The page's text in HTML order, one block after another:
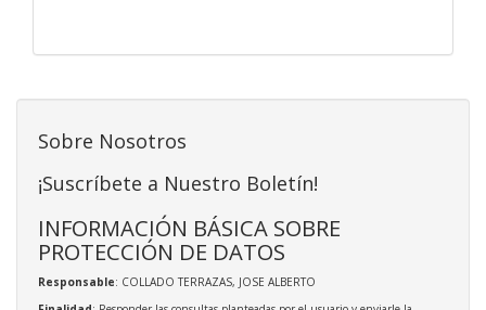
Sobre Nosotros
¡Suscríbete a Nuestro Boletín!
INFORMACIÓN BÁSICA SOBRE
PROTECCIÓN DE DATOS
Responsable: COLLADO TERRAZAS, JOSE ALBERTO